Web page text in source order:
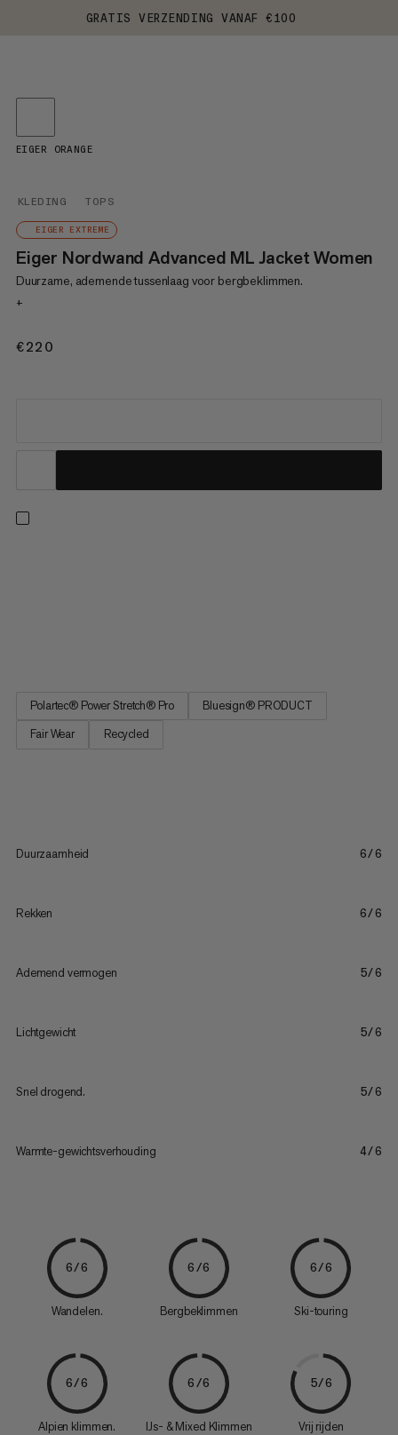
GRATIS VERZENDING VANAF €100
KLEDING TOPS
EIGER EXTREME
Eiger Nordwand Advanced ML Jacket Women
Duurzame, ademende tussenlaag voor bergbeklimmen.
+
€220
EIGER ORANGE
Polartec® Power Stretch® Pro
Bluesign® PRODUCT
Fair Wear
Recycled
Duurzaamheid 6/6
Rekken 6/6
Ademend vermogen 5/6
Lichtgewicht 5/6
Snel drogend. 5/6
Warmte-gewichtsverhouding 4/6
6/6
Wandelen.
6/6
Bergbeklimmen
6/6
Ski-touring
6/6
Alpien klimmen.
6/6
IJs- & Mixed Klimmen
5/6
Vrij rijden